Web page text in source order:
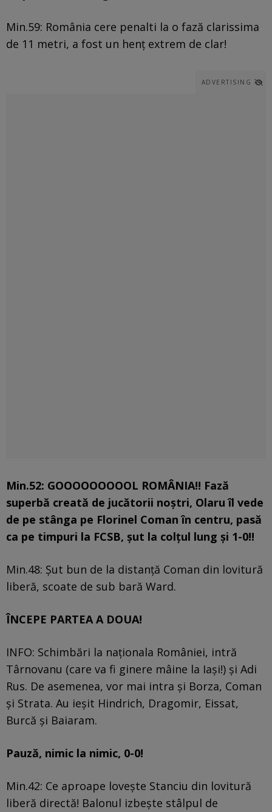
Min.59: România cere penalti la o fază clarissima
de 11 metri, a fost un henț extrem de clar!
ADVERTISING
Min.52: GOOOOOOOOOL ROMÂNIA!! Fază
superbă creată de jucătorii noștri, Olaru îl vede
de pe stânga pe Florinel Coman în centru, pasă
ca pe timpuri la FCSB, șut la colțul lung și 1-0!!
Min.48: Șut bun de la distanță Coman din lovitură
liberă, scoate de sub bară Ward.
ÎNCEPE PARTEA A DOUA!
INFO: Schimbări la naționala României, intră
Târnovanu (care va fi ginere mâine la Iași!) și Adi
Rus. De asemenea, vor mai intra și Borza, Coman
și Strata. Au ieșit Hindrich, Dragomir, Eissat,
Burcă și Baiaram.
Pauză, nimic la nimic, 0-0!
Min.42: Ce aproape lovește Stanciu din lovitură
liberă directă! Balonul izbește stâlpul de